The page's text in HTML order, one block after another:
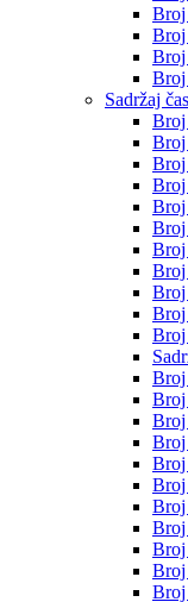
Broj
Broj
Broj
Broj
Sadržaj
Broj
Broj
Broj
Broj
Broj
Broj
Broj
Broj
Broj
Broj
Broj
Broj
Broj
Broj
Broj
Broj
Broj
Broj
Broj
Broj
Broj
Broj